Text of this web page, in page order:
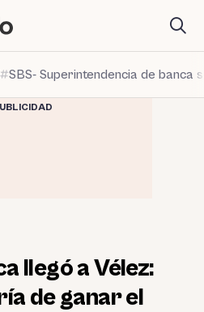
SBS- Superintendencia de banca
llegó a Vélez:
de ganar el